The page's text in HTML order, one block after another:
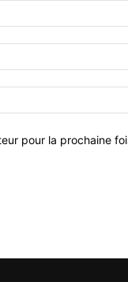
pour la prochaine